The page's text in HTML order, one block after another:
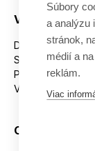
Všetko o
Dostupnosť
Spracovanie
Platba
Výmena a
Ostatné
Súbory
a analýzu
stránok,
médií a
reklám.
Viac